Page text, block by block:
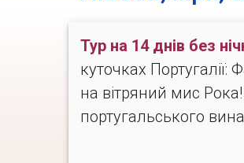
Тур на 14 днів без
куточках Португалії:
на вітряний мис
португальського